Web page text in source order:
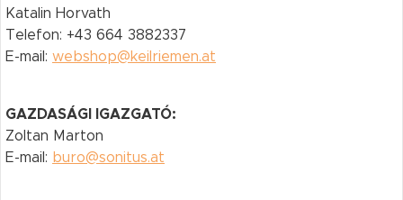
Katalin Horvath
Telefon: +43 664 3882337
E-mail: webshop@keilriemen.at
GAZDASÁGI IGAZGATÓ:
Zoltan Marton
E-mail: buro@sonitus.at